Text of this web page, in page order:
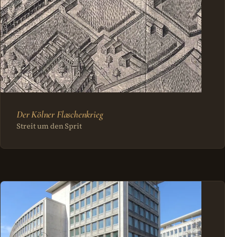
Der Kölner Flaschenkrieg
Streit um den Sprit